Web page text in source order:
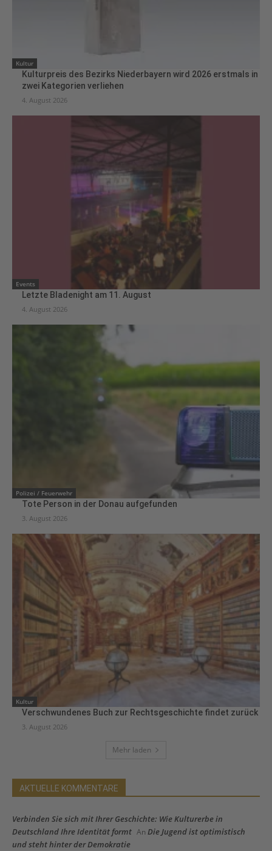
Kultur
Kulturpreis des Bezirks Niederbayern wird 2026 erstmals in
zwei Kategorien verliehen
4. August 2026
Events
Letzte Bladenight am 11. August
4. August 2026
Polizei / Feuerwehr
Tote Person in der Donau aufgefunden
3. August 2026
Kultur
Verschwundenes Buch zur Rechtsgeschichte findet zurück
3. August 2026
Mehr laden
AKTUELLE KOMMENTARE
Verbinden Sie sich mit Ihrer Geschichte: Wie Kulturerbe in
Deutschland Ihre Identität formt An Die Jugend ist optimistisch
und steht hinter der Demokratie